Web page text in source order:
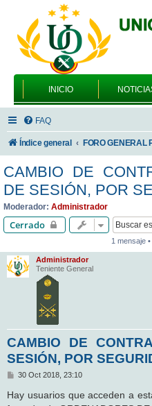
INICIO
FAQ
Índice general
CAMBIO DE
DE SESIÓN, POR
Moderador: Administrador
Cerrado
1 mensaje
Administrador
Teniente General
CAMBIO DE
SESIÓN, POR
M
n
s
30 Oct 2018, 23:10
Hay usuarios que acceden a